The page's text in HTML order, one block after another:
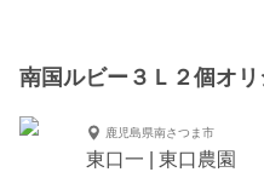
南国ルビー３Ｌ２個オ
鹿児島県南さつま市
東口一 | 東口農園